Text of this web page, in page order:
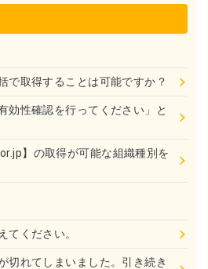
で取得することは可能ですか？
効性確認を行ってください」と
】の取得が可能な組織種別を
てください。
切れてしまいました。引き続き